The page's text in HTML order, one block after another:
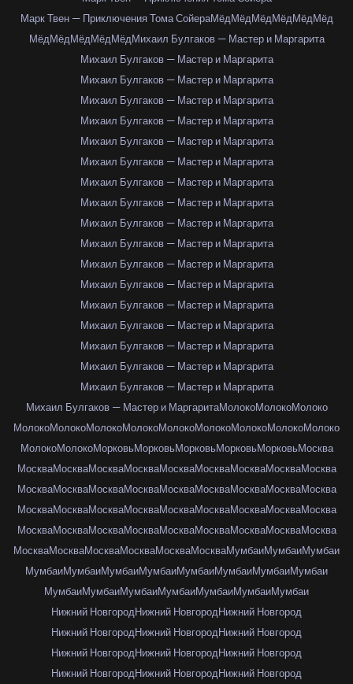
Марк Твен — Приключения Тома СойераМёдМёдМёдМёдМёдМёд
МёдМёдМёдМёдМёдМихаил Булгаков — Мастер и Маргарита
Михаил Булгаков — Мастер и Маргарита
Михаил Булгаков — Мастер и Маргарита
Михаил Булгаков — Мастер и Маргарита
Михаил Булгаков — Мастер и Маргарита
Михаил Булгаков — Мастер и Маргарита
Михаил Булгаков — Мастер и Маргарита
Михаил Булгаков — Мастер и Маргарита
Михаил Булгаков — Мастер и Маргарита
Михаил Булгаков — Мастер и Маргарита
Михаил Булгаков — Мастер и Маргарита
Михаил Булгаков — Мастер и Маргарита
Михаил Булгаков — Мастер и Маргарита
Михаил Булгаков — Мастер и Маргарита
Михаил Булгаков — Мастер и Маргарита
Михаил Булгаков — Мастер и Маргарита
Михаил Булгаков — Мастер и Маргарита
Михаил Булгаков — Мастер и Маргарита
Михаил Булгаков — Мастер и МаргаритаМолокоМолокоМолоко
МолокоМолокоМолокоМолокоМолокоМолокоМолокоМолокоМолоко
МолокоМолокоМорковьМорковьМорковьМорковьМорковьМосква
МоскваМоскваМоскваМоскваМоскваМоскваМоскваМоскваМосква
МоскваМоскваМоскваМоскваМоскваМоскваМоскваМоскваМосква
МоскваМоскваМоскваМоскваМоскваМоскваМоскваМоскваМосква
МоскваМоскваМоскваМоскваМоскваМоскваМоскваМоскваМосква
МоскваМоскваМоскваМоскваМоскваМоскваМумбаиМумбаиМумбаи
МумбаиМумбаиМумбаиМумбаиМумбаиМумбаиМумбаиМумбаи
МумбаиМумбаиМумбаиМумбаиМумбаиМумбаиМумбаи
Нижний НовгородНижний НовгородНижний Новгород
Нижний НовгородНижний НовгородНижний Новгород
Нижний НовгородНижний НовгородНижний Новгород
Нижний НовгородНижний НовгородНижний Новгород